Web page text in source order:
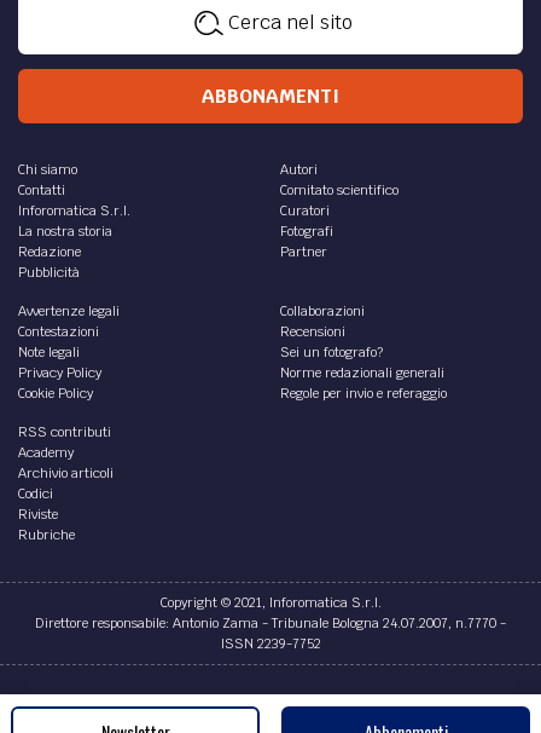
Cerca nel sito
ABBONAMENTI
Chi siamo
Contatti
Inforomatica S.r.l.
La nostra storia
Redazione
Pubblicità
Autori
Comitato scientifico
Curatori
Fotografi
Partner
Avvertenze legali
Contestazioni
Note legali
Privacy Policy
Cookie Policy
Collaborazioni
Recensioni
Sei un fotografo?
Norme redazionali generali
Regole per invio e referaggio
RSS contributi
Academy
Archivio articoli
Codici
Riviste
Rubriche
Copyright © 2021, Inforomatica S.r.l.
Direttore responsabile: Antonio Zama - Tribunale Bologna 24.07.2007, n.7770 -
ISSN 2239-7752
Credits